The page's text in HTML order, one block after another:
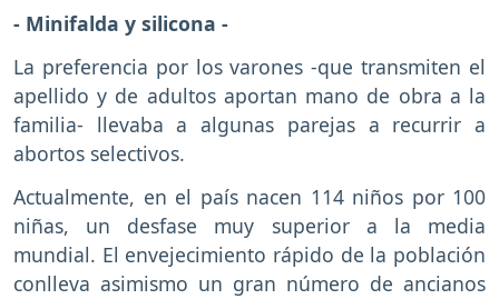
- Minifalda y silicona -
La preferencia por los varones -que transmiten el
apellido y de adultos aportan mano de obra a la
familia- llevaba a algunas parejas a recurrir a
abortos selectivos.
Actualmente, en el país nacen 114 niños por 100
niñas, un desfase muy superior a la media
mundial. El envejecimiento rápido de la población
conlleva asimismo un gran número de ancianos